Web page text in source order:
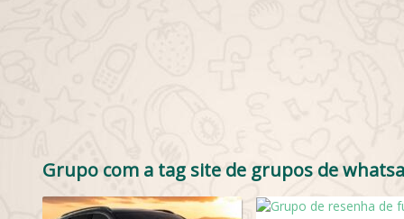
Grupo com a tag site de grupos de